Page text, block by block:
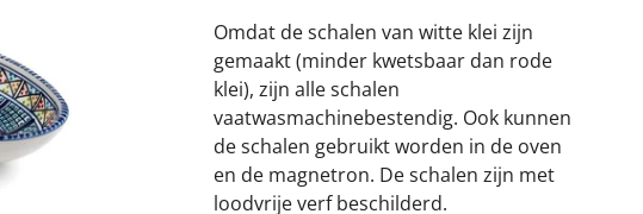
Omdat de schalen van witte klei zijn
gemaakt (minder kwetsbaar dan rode
klei), zijn alle schalen
vaatwasmachinebestendig. Ook kunnen
de schalen gebruikt worden in de oven
en de magnetron. De schalen zijn met
loodvrije verf beschilderd.